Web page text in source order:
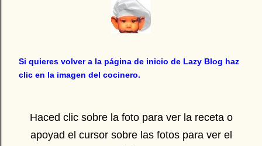
Si quieres volver a la página de inicio de Lazy Blog haz
clic en la imagen del cocinero.
Haced clic sobre la foto para ver la receta o
apoyad el cursor sobre las fotos para ver el